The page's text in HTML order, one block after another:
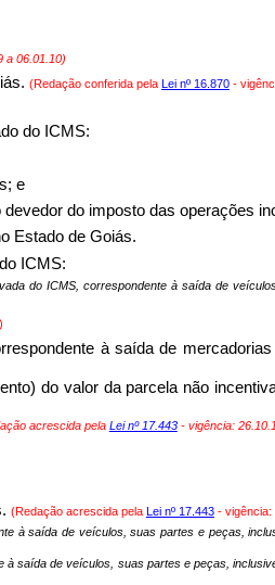
a 06.01.10)
(Redação conferida pela Lei nº 16.870-
do ICMS:
e
do imposto das operações
Estado de Goiás.
ICMS:
do ICMS, correspondente à saída de
à saída de
do valor da parcela não
acrescida pela Lei nº 17.443- vigência:
(Redação acrescida pela Lei nº 17.443- vigência:
à saída de veículos, suas partes e peças,
saída de veículos, suas partes e peças,